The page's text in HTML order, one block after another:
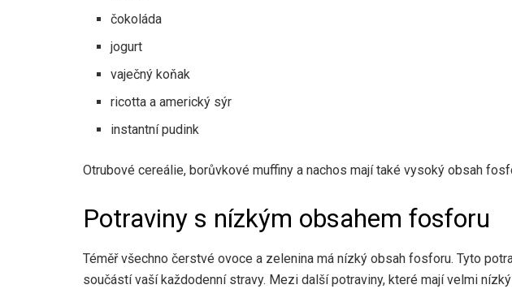
čokoláda
jogurt
vaječný koňak
ricotta a americký sýr
instantní pudink
Otrubové cereálie, borůvkové muffiny a nachos mají také vysoký obsah
Potraviny s nízkým obsahem fosforu
Téměř všechno čerstvé ovoce a zelenina má nízký obsah fosforu. Tyto
součástí vaší každodenní stravy. Mezi další potraviny, které mají velmi